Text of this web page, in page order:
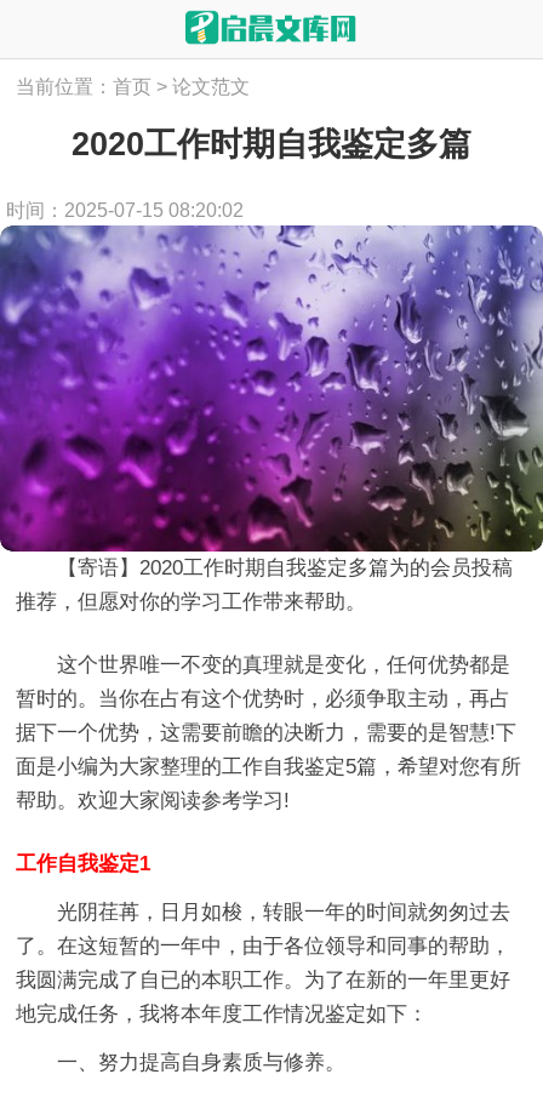
当前位置：首页 > 论文范文
2020工作时期自我鉴定多篇
时间：2025-07-15 08:20:02
【寄语】 2020工作时期自我鉴定多篇为的会员投稿
推荐，但愿对你的学习工作带来帮助。
这个世界唯一不变的真理就是变化，任何优势都是
暂时的。当你在占有这个优势时，必须争取主动，再占
据下一个优势，这需要前瞻的决断力，需要的是智慧!下
面是小编为大家整理的工作自我鉴定5篇，希望对您有所
帮助。欢迎大家阅读参考学习!
工作自我鉴定1
光阴荏苒，日月如梭，转眼一年的时间就匆匆过去
了。在这短暂的一年中，由于各位领导和同事的帮助，
我圆满完成了自已的本职工作。为了在新的一年里更好
地完成任务，我将本年度工作情况鉴定如下：
一、努力提高自身素质与修养。